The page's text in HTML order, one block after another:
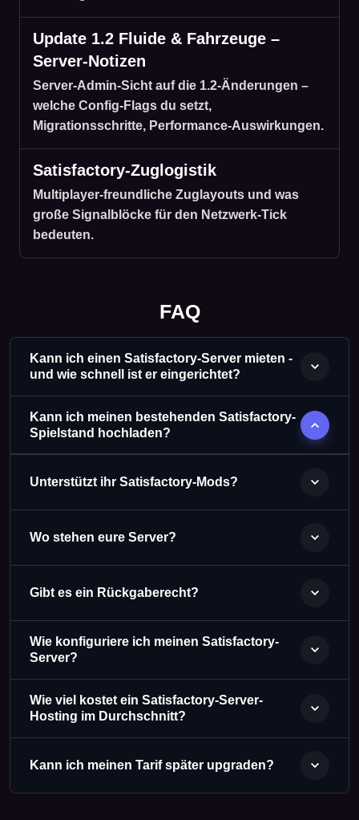
Update 1.2 Fluide & Fahrzeuge –
Server-Notizen
Server-Admin-Sicht auf die 1.2-Änderungen –
welche Config-Flags du setzt,
Migrationsschritte, Performance-Auswirkungen.
Satisfactory-Zuglogistik
Multiplayer-freundliche Zuglayouts und was
große Signalblöcke für den Netzwerk-Tick
bedeuten.
FAQ
Kann ich einen Satisfactory-Server mieten -
und wie schnell ist er eingerichtet?
Kann ich meinen bestehenden Satisfactory-
Spielstand hochladen?
Unterstützt ihr Satisfactory-Mods?
Wo stehen eure Server?
Gibt es ein Rückgaberecht?
Wie konfiguriere ich meinen Satisfactory-
Server?
Wie viel kostet ein Satisfactory-Server-
Hosting im Durchschnitt?
Kann ich meinen Tarif später upgraden?